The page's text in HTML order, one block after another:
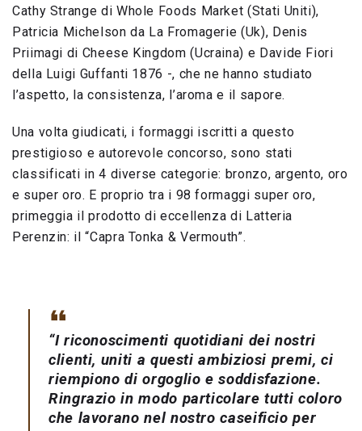
Cathy Strange di Whole Foods Market (Stati Uniti),
Patricia Michelson da La Fromagerie (Uk), Denis
Priimagi di Cheese Kingdom (Ucraina) e Davide Fiori
della Luigi Guffanti 1876 -, che ne hanno studiato
l’aspetto, la consistenza, l’aroma e il sapore.
Una volta giudicati, i formaggi iscritti a questo
prestigioso e autorevole concorso, sono stati
classificati in 4 diverse categorie: bronzo, argento, oro
e super oro. E proprio tra i 98 formaggi super oro,
primeggia il prodotto di eccellenza di Latteria
Perenzin: il “Capra Tonka & Vermouth”.
“I riconoscimenti quotidiani dei nostri
clienti, uniti a questi ambiziosi premi, ci
riempiono di orgoglio e soddisfazione.
Ringrazio in modo particolare tutti coloro
che lavorano nel nostro caseificio per